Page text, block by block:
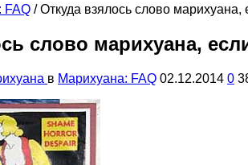
FAQ /Откуда взялось слово
слово марихуана,
в Марихуана: FAQ 02.12.2014 0